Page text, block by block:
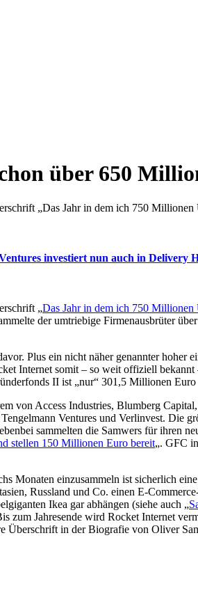
über 650
„Das Jahr in dem ich 750
investiert nun auch in Delivery
„Das Jahr in dem ich 750 Millionen
der umtriebige Firmenausbrüter
Plus ein nicht näher genannter
Internet somit – so weit offiziell
II ist „nur“ 301,5 Millionen Euro
von Access Industries, Blumberg
Ventures und Verlinvest.
sammelten die Samwers für ihren
stellen 150 Millionen Euro bereit„. GFC
einzusammeln ist sicherlich
Russland und Co. einen E-
Ikea gar abhängen (siehe auch „
zum Jahresende wird Rocket Internet
Überschrift in der Biografie von Oliver